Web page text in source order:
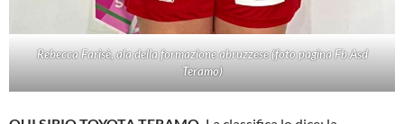
Rebecca Farisè, ala della formazione abruzzese (foto pagina Fb Asd
Teramo)